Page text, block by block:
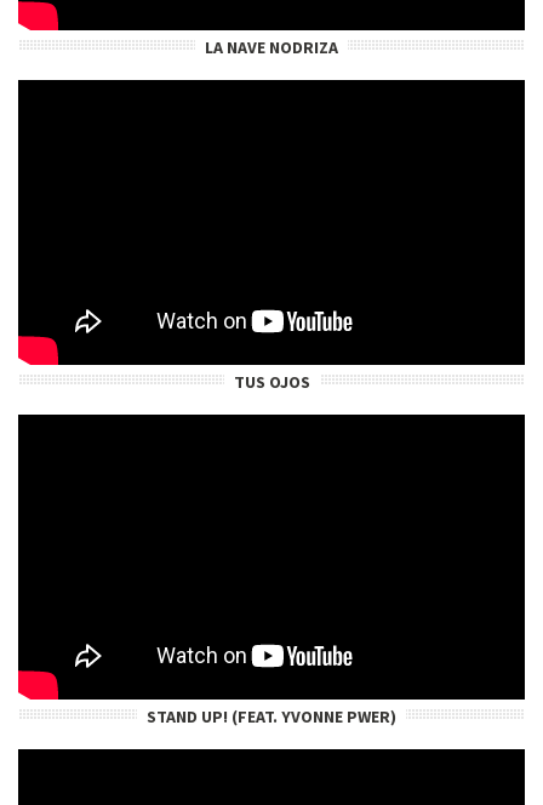
LA NAVE NODRIZA
TUS OJOS
STAND UP! (FEAT. YVONNE PWER)